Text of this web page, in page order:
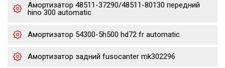
Амортизатор 48511-37290/48511-80130 передний
hino 300 automatic
Амортизатор 54300-5h500 hd72 fr automatic
Амортизатор задний fusocanter mk302296